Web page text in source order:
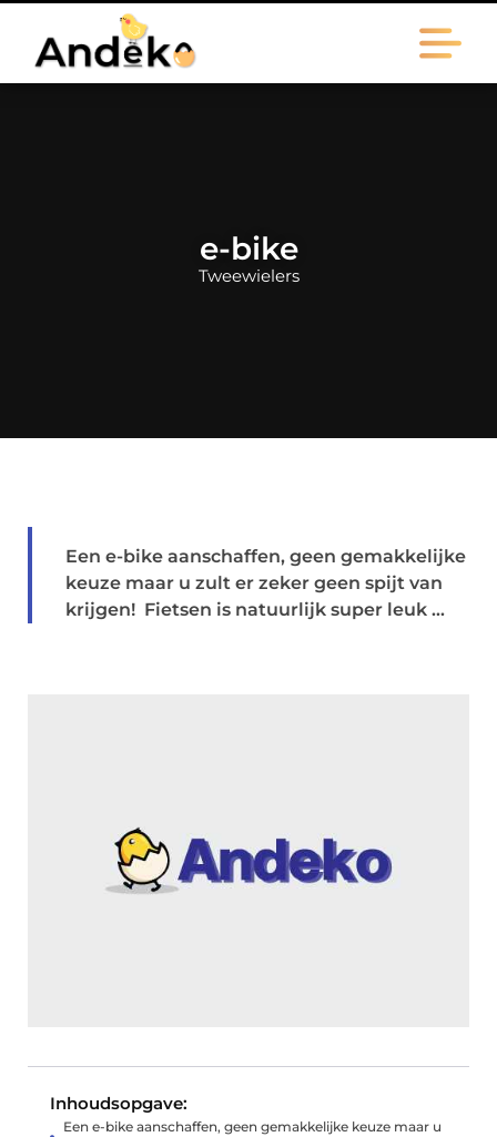
e-bike
Tweewielers
Een e-bike aanschaffen, geen gemakkelijke
keuze maar u zult er zeker geen spijt van
krijgen! Fietsen is natuurlijk super leuk ...
Inhoudsopgave:
Een e-bike aanschaffen, geen gemakkelijke keuze maar u